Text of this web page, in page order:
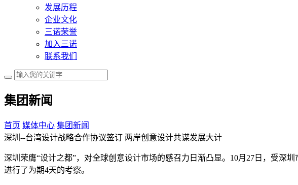
发展历程
企业文化
三诺荣誉
加入三诺
联系我们
集团新闻
首页 媒体中心 集团新闻
深圳--台湾设计战略合作协议签订 两岸创意设计共谋发展大计
深圳荣膺“设计之都”，对全球创意设计市场的感召力日渐凸显。10月27日，受深
进行了为期4天的考察。